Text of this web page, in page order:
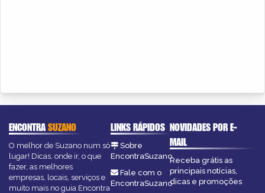
ENCONTRASUZANO
O melhor de Suzano num só
lugar! Dicas, onde ir, o que
fazer, as melhores
empresas, locais, serviços e
muito mais no guia Encontra
LINKS RÁPIDOS
Sobre
EncontraSuzano
Fale com o
EncontraSuzano
NOVIDADES POR E-
MAIL
Receba grátis as
principais notícias,
dicas e promoções